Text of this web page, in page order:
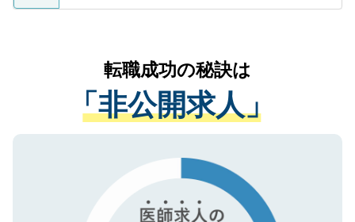
ているすべての個人データはご本人の許可
は、個人情報の取り扱いについての厳密な
管理基準を満たした事業者のみに付与され
る、プライバシーマークを取得済みです。
で、機密保持に関してもご安心ください。
かがいして、現在の医療機関の状況や紹介
経験をまじえながら、適切なアドバイスを
させていただきます。すぐにご転職をされ
ない方には、長期的なサポートが可能です
ので、まずはご登録ください。
転職成功の秘訣は
「非公開求人」